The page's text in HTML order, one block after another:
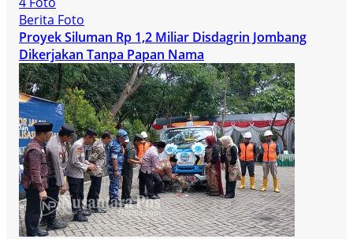
Berita Foto
Proyek Siluman Rp 1,2 Miliar Disdagrin Jombang
Dikerjakan Tanpa Papan Nama